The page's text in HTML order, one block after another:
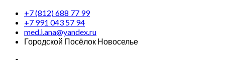
+7 (812) 688 77 99
+7 991 043 57 94
med.i.ana@yandex.ru
Городской Посёлок Новоселье